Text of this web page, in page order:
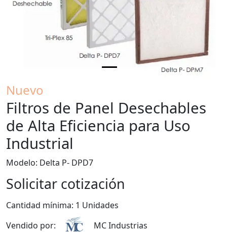
Nuevo
Filtros de Panel Desechables
de Alta Eficiencia para Uso
Industrial
Modelo: Delta P- DPD7
Solicitar cotización
Cantidad mínima: 1 Unidades
Vendido por:
MC Industrias